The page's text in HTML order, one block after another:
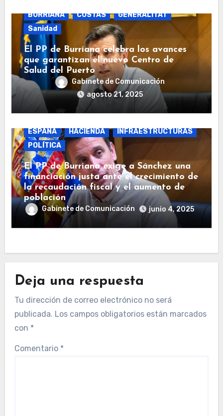
BURRIANA COSTAS
GENERALITAT
Sanidad
El PP de Burriana celebra los avances
que garantizan el nuevo Centro de
Salud del Puerto
Gabinete de Comunicación
agosto 21, 2025
ESPAÑA
HACIENDA
INFRAESTRUCTURAS
POLÍTICA
El PP de Burriana exige a Sánchez una
financiación justa ante el crecimiento de
la recaudación fiscal y el aumento de
población
Gabinete de Comunicación junio 4, 2025
Deja una respuesta
Tu dirección de correo electrónico no será
publicada. Los campos obligatorios están marcados
con *
Comentario *